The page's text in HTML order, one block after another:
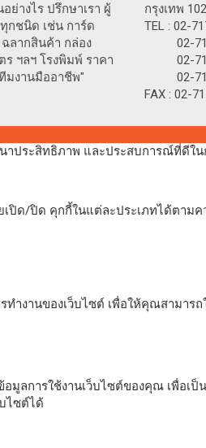
ย่างไร ปรึกษาเรา ผู้
กชนิด เช่น การ์ด
ลากสินค้า กล่อง
ฯลฯ โรงพิมพ์ ราคา
มงานมืออาชีพ"
กรุงเทพ
TEL : 02-
02-717-
02-717-
02-717-
FAX : 02-
าประสิทธิภาพ และประสบการณ์ที่ดีใ
ปิด/ปิด คุกกี้ในแต่ละประเภทได้ตามค
ทำงานของเว็บไซต์ เพื่อให้คุณสามาร
อมูลการใช้งานเว็บไซต์ของคุณ เพื่อเ
ไซต์ได้